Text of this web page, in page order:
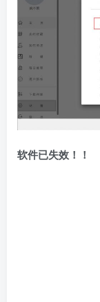
软件已失效！！